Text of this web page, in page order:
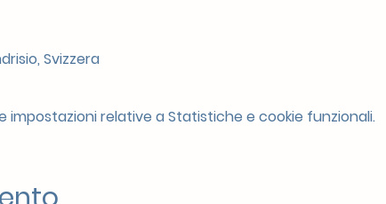
Svizzera
relative a Statistiche e cookie funzionali.